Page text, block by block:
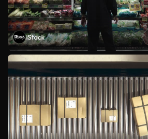
iStock